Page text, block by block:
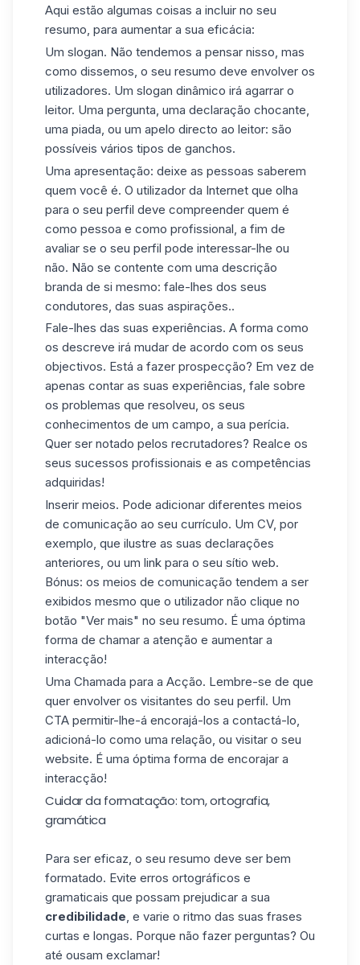
Aqui estão algumas coisas a incluir no seu
resumo, para aumentar a sua eficácia:
Um slogan. Não tendemos a pensar nisso, mas
como dissemos, o seu resumo deve envolver os
utilizadores. Um slogan dinâmico irá agarrar o
leitor. Uma pergunta, uma declaração chocante,
uma piada, ou um apelo directo ao leitor: são
possíveis vários tipos de ganchos.
Uma apresentação: deixe as pessoas saberem
quem você é. O utilizador da Internet que olha
para o seu perfil deve compreender quem é
como pessoa e como profissional, a fim de
avaliar se o seu perfil pode interessar-lhe ou
não. Não se contente com uma descrição
branda de si mesmo: fale-lhes dos seus
condutores, das suas aspirações..
Fale-lhes das suas experiências. A forma como
os descreve irá mudar de acordo com os seus
objectivos. Está a fazer prospecção? Em vez de
apenas contar as suas experiências, fale sobre
os problemas que resolveu, os seus
conhecimentos de um campo, a sua perícia.
Quer ser notado pelos recrutadores? Realce os
seus sucessos profissionais e as competências
adquiridas!
Inserir meios. Pode adicionar diferentes meios
de comunicação ao seu currículo. Um CV, por
exemplo, que ilustre as suas declarações
anteriores, ou um link para o seu sítio web.
Bónus: os meios de comunicação tendem a ser
exibidos mesmo que o utilizador não clique no
botão "Ver mais" no seu resumo. É uma óptima
forma de chamar a atenção e aumentar a
interacção!
Uma Chamada para a Acção. Lembre-se de que
quer envolver os visitantes do seu perfil. Um
CTA permitir-lhe-á encorajá-los a contactá-lo,
adicioná-lo como uma relação, ou visitar o seu
website. É uma óptima forma de encorajar a
interacção!
Cuidar da formatação: tom, ortografia,
gramática
Para ser eficaz, o seu resumo deve ser bem
formatado. Evite erros ortográficos e
gramaticais que possam prejudicar a sua
credibilidade , e varie o ritmo das suas frases
curtas e longas. Porque não fazer perguntas? Ou
até ousam exclamar!